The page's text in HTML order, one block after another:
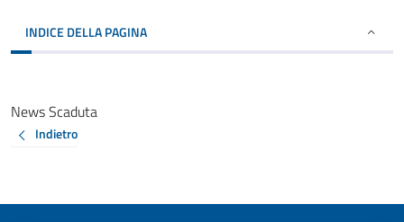
INDICE DELLA PAGINA
News Scaduta
Indietro